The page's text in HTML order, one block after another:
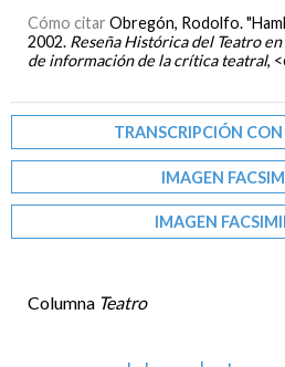
Cómo citar Obregón, Rodolfo.
2002. Reseña Histórica del Teatro
de información de la crítica teatral,
TRANSCRIPCIÓN
IMAGEN
IMAGEN
Columna Teatro